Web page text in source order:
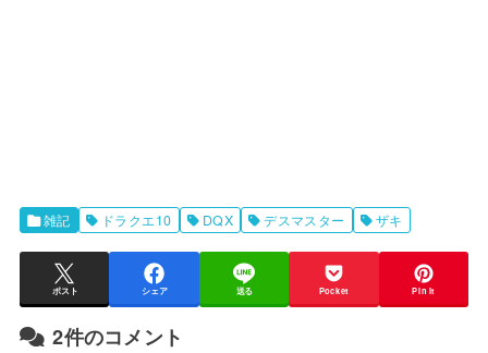
雑記 ドラクエ10 DQX デスマスター ザキ
ポスト シェア 送る Pocket Pin it
2件のコメント